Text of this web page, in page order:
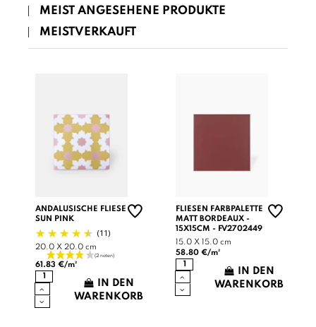
MEIST ANGESEHENE PRODUKTE
MEISTVERKAUFT
ANDALUSISCHE FLIESE
SUN PINK
(11)
20.0 X 20.0 cm
61.83 €/m²
IN DEN
WARENKORB
FLIESEN FARBPALETTE
MATT BORDEAUX -
15X15CM - FV2702449
15.0 X 15.0 cm
58.80 €/m²
IN DEN
WARENKORB